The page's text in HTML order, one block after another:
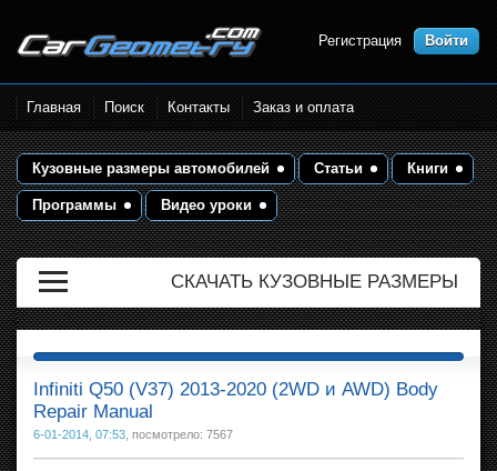
Размеры кузова автомобилей.
Контрольные точки и кузовные
размеры. Геометрия кузова
Регистрация Войти
Главная Поиск Контакты Заказ и оплата
Кузовные размеры автомобилей Статьи Книги
Программы Видео уроки
СКАЧАТЬ КУЗОВНЫЕ РАЗМЕРЫ
Infiniti Q50 (V37) 2013-2020 (2WD и AWD) Body
Repair Manual
6-01-2014, 07:53 , посмотрело: 7567